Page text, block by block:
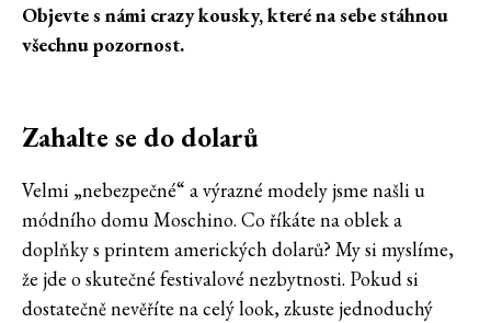
Objevte s námi crazy kousky, které na sebe stáhnou
všechnu pozornost.
Zahalte se do dolarů
Velmi „nebezpečné“ a výrazné modely jsme našli u
módního domu Moschino. Co říkáte na oblek a
doplňky s printem amerických dolarů? My si myslíme,
že jde o skutečné festivalové nezbytnosti. Pokud si
dostatečně nevěříte na celý look, zkuste jednoduchý